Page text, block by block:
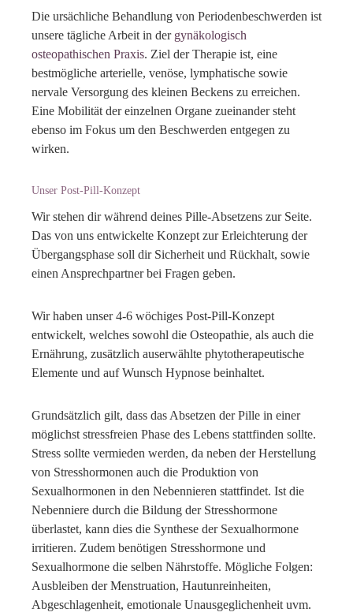
Die ursächliche Behandlung von Periodenbeschwerden ist
unsere tägliche Arbeit in der gynäkologisch
osteopathischen Praxis. Ziel der Therapie ist, eine
bestmögliche arterielle, venöse, lymphatische sowie
nervale Versorgung des kleinen Beckens zu erreichen.
Eine Mobilität der einzelnen Organe zueinander steht
ebenso im Fokus um den Beschwerden entgegen zu
wirken.
Unser Post-Pill-Konzept
Wir stehen dir während deines Pille-Absetzens zur Seite.
Das von uns entwickelte Konzept zur Erleichterung der
Übergangsphase soll dir Sicherheit und Rückhalt, sowie
einen Ansprechpartner bei Fragen geben.
Wir haben unser 4-6 wöchiges Post-Pill-Konzept
entwickelt, welches sowohl die Osteopathie, als auch die
Ernährung, zusätzlich auserwählte phytotherapeutische
Elemente und auf Wunsch Hypnose beinhaltet.
Grundsätzlich gilt, dass das Absetzen der Pille in einer
möglichst stressfreien Phase des Lebens stattfinden sollte.
Stress sollte vermieden werden, da neben der Herstellung
von Stresshormonen auch die Produktion von
Sexualhormonen in den Nebennieren stattfindet. Ist die
Nebenniere durch die Bildung der Stresshormone
überlastet, kann dies die Synthese der Sexualhormone
irritieren. Zudem benötigen Stresshormone und
Sexualhormone die selben Nährstoffe. Mögliche Folgen:
Ausbleiben der Menstruation, Hautunreinheiten,
Abgeschlagenheit, emotionale Unausgeglichenheit uvm.